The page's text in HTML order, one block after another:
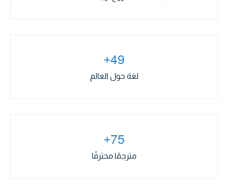
4
+
لغة حول العالم
7
+
مترجمًا محترفًا